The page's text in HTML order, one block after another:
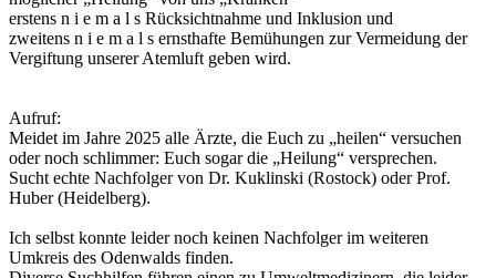
erstens n i e m a l s Rücksichtnahme und Inklusion und
zweitens n i e m a l s ernsthafte Bemühungen zur Vermeidung der
Vergiftung unserer Atemluft geben wird.
Aufruf:
Meidet im Jahre 2025 alle Ärzte, die Euch zu „heilen“ versuchen
oder noch schlimmer: Euch sogar die „Heilung“ versprechen.
Sucht echte Nachfolger von Dr. Kuklinski (Rostock) oder Prof.
Huber (Heidelberg).
Ich selbst konnte leider noch keinen Nachfolger im weiteren
Umkreis des Odenwalds finden.